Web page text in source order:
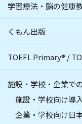
学習療法・脳の健康
くもん出版
TOEFL Primary® /
施設・学校・企業で
施設・学校向け導
企業・学校向け日